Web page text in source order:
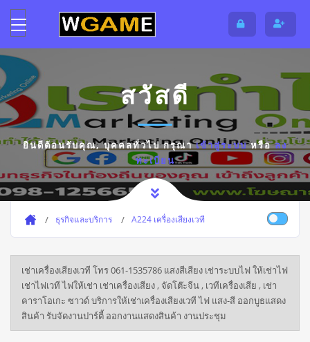
สวัสดี
ยินดีต้อนรับคุณ,บุคคลทั่วไปกรุณาเข้าสู่ระบบหรือลง
ทะเบียน
ธุรกิจและบริการ A224 เครื่องเสียงเวที
เช่าเครื่องเสียงเวที โทร 061-1535786 แสงสีเสียง เช่าระบบไฟ ให้เช่าไฟ
เช่าไฟเวที ไฟให้เช่า เช่าเครื่องเสียง , จัดโต๊ะจีน , เวทีเครื่องเสีย , เช่า
คาราโอเกะ ซาวด์ บริการให้เช่าเครื่องเสียงเวที ไฟ แสง-สี ออกบูธแสดง
สินค้า รับจัดงานปาร์ตี้ ออกงานแสดงสินค้า งานประชุม